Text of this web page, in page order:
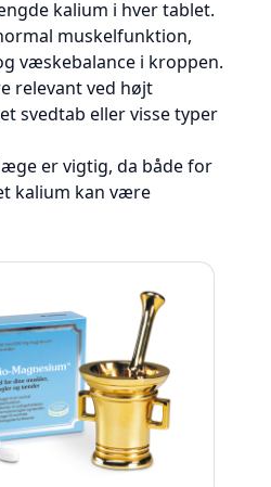
kalium i hver tablet.
muskelfunktion,
væskebalance i kroppen.
relevant ved højt
svedtab eller visse typer
er vigtig, da både for
kalium kan være